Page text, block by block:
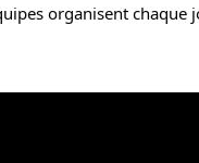
organisent